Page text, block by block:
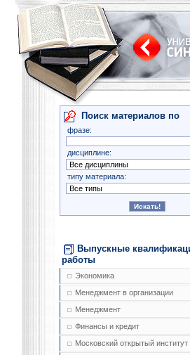
Поиск материалов по
фразе:
дисциплине:
типу материала:
Выпускные
работы
Экономика
Менеджмент в организации
Менеджмент
Финансы и кредит
Московский открытый институт